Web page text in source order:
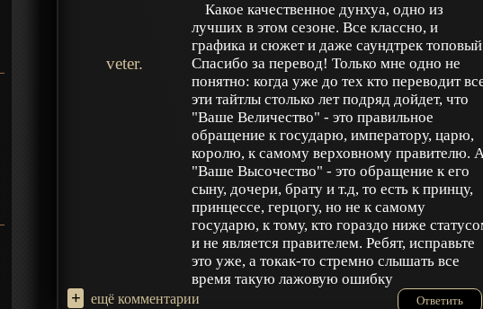
veter.
Какое качественное дунхуа, одно из
лучших в этом сезоне. Все классно, и
графика и сюжет и даже саундтрек
Спасибо за перевод! Только мне одно не
понятно: когда уже до тех кто переводит
эти тайтлы столько лет подряд дойдет, что
"Ваше Величество" - это правильное
обращение к государю, императору, царю,
королю, к самому верховному правителю.
"Ваше Высочество" - это обращение к его
сыну, дочери, брату и т.д, то есть к принцу,
принцессе, герцогу, но не к самому
государю, к тому, кто гораздо ниже
и не является правителем. Ребят, исправьте
это уже, а токак-то стремно слышать все
время такую лажовую ошибку
+ ещё комментарии Ответить